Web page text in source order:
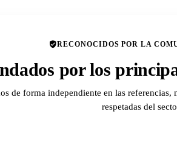
RECONOCIDOS POR LA
por los
de forma independiente en las
respetadas del